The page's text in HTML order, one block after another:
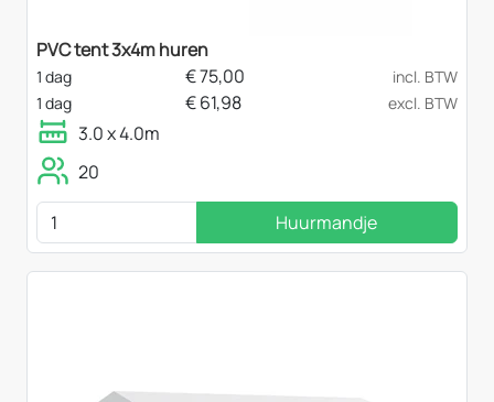
PVC tent 3x4m huren
1 dag €75,00
incl. BTW
1 dag
€61,98 excl. BTW
3.0 x 4.0m
20
Huurmandje